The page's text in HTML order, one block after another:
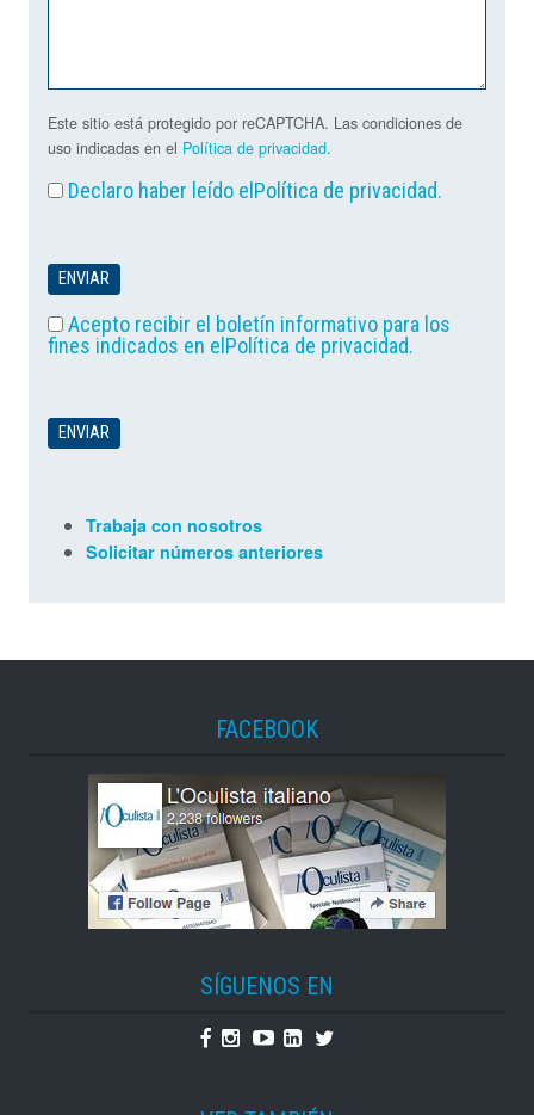
Este sitio está protegido por reCAPTCHA. Las condiciones de
uso indicadas en el Política de privacidad.
Declaro haber leído el Política de privacidad.
Acepto recibir el boletín informativo para los
fines indicados en elPolítica de privacidad.
Trabaja con nosotros
Solicitar números anteriores
FACEBOOK
SÍGUENOS EN
Facebook
Instagram
YoutubeLinkedin
Twitter